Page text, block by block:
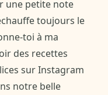
une petite note
toujours le
toi à ma
des recettes
sur Instagram
notre belle